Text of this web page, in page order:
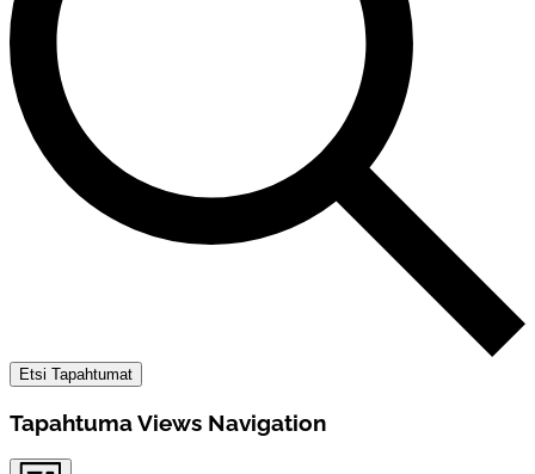
Etsi Tapahtumat
Tapahtuma Views Navigation